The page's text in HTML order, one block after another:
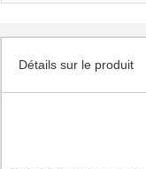
Détails sur le produit